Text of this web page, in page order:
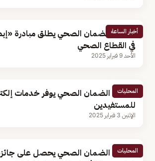
أخبار الساعة
مجلس الضمان الصحي يطلق مبادرة
في القطاع الصحي
الأحد 9 فبراير 2025
المحليات
مجلس الضمان الصحي يوفر خدمات
للمستفيدين
الإثنين 3 فبراير 2025
المحليات
مجلس الضمان الصحي يحصل على